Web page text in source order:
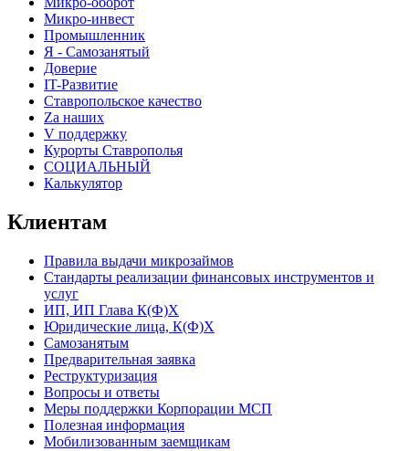
Микро-инвест
Промышленник
Я - Самозанятый
Доверие
IT-Развитие
Ставропольское качество
Za наших
V поддержку
Курорты Ставрополья
СОЦИАЛЬНЫЙ
Калькулятор
Клиентам
Правила выдачи микрозаймов
Стандарты реализации финансовых инструментов и
услуг
ИП, ИП Глава К(Ф)Х
Юридические лица, К(Ф)Х
Самозанятым
Предварительная заявка
Реструктуризация
Вопросы и ответы
Меры поддержки Корпорации МСП
Полезная информация
Мобилизованным заемщикам